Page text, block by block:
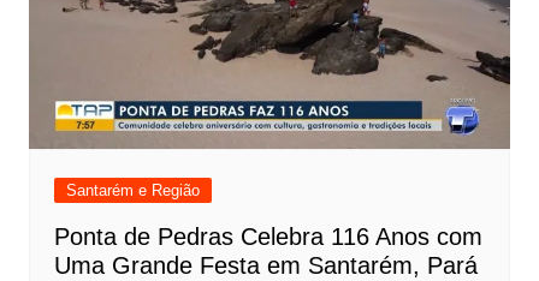
Santarém e Região
Ponta de Pedras Celebra 116 Anos com
Uma Grande Festa em Santarém, Pará